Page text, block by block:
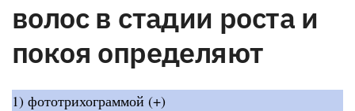
волос в стадии роста и
покоя определяют
1) фототрихограммой (+)